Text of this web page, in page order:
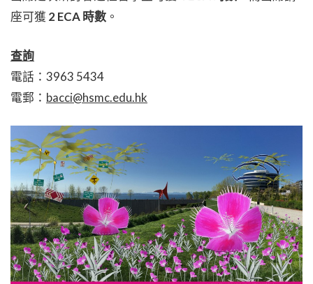
座可獲 2 ECA 時數 。
查詢
電話： 3963 5434
電郵： bacci@hsmc.edu.hk